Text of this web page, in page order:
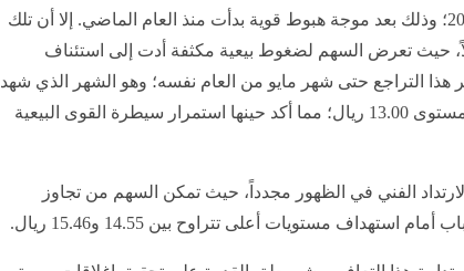
مماثلة خلال شهر يناير من عام 2026؛ وذلك بعد موجة هبوط قوية بدأت منذ العام الماضي. إلا أن تلك
حيث تعرض السهم لضغوط بيعية مكثفة أدت إلى استئناف
هذا التراجع حتى شهر مايو من العام نفسه؛ وهو الشهر الذي شهد
تسجيل القاع التاريخي الجديد عند مستوى 13.00 ريال؛ مما أكد حينها استمرار سيطرة القوى البيعية
الفني في الظهور مجدداً، حيث تمكن السهم من تجاوز
.